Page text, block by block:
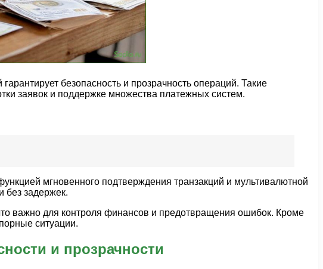
безопасность и прозрачность операций. Такие
заявок и поддержке множества платежных систем.
мгновенного подтверждения транзакций и мультивалютной
без задержек.
важно для контроля финансов и предотвращения ошибок. Кроме
ситуации.
и прозрачности